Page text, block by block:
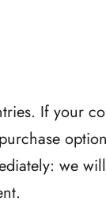
If your
we